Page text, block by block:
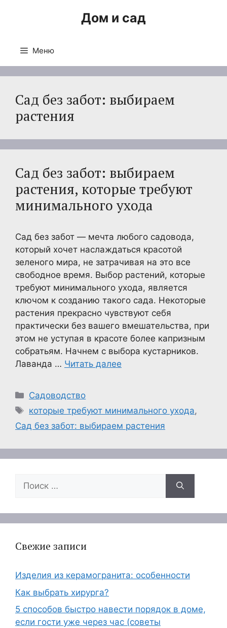
Дом и сад
Меню
Сад без забот: выбираем
растения
Сад без забот: выбираем
растения, которые требуют
минимального ухода
Сад без забот — мечта любого садовода,
который хочет наслаждаться красотой
зеленого мира, не затрачивая на это все
свободное время. Выбор растений, которые
требуют минимального ухода, является
ключом к созданию такого сада. Некоторые
растения прекрасно чувствуют себя
практически без вашего вмешательства, при
этом не уступая в красоте более капризным
собратьям. Начнем с выбора кустарников.
Лаванда … Читать далее
Рубрики
Садоводство
Метки
которые требуют минимального ухода,
Сад без забот: выбираем растения
Поиск:
Свежие записи
Изделия из керамогранита: особенности
Как выбрать хирурга?
5 способов быстро навести порядок в доме,
если гости уже через час (советы